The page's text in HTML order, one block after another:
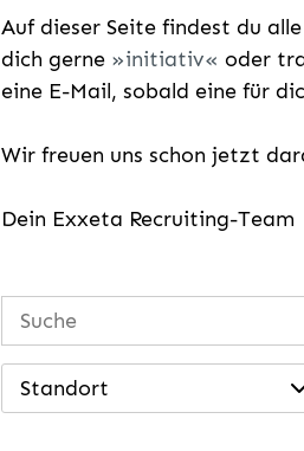
Auf dieser Seite findest du
dich gerne
initiativ oder
eine E-Mail, sobald eine für
Wir freuen uns schon jetzt
Dein Exxeta Recruiting-Team
Standort